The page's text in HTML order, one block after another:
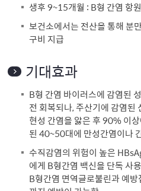
생후 9~15개월 : B형 간염 항
보건소에서는 전산을 통해 분
구비 지급
기대효과
B형 간염 바이러스에 감염된
전 회복되나, 주산기에 감염된
현성 간염을 앓은 후 90% 이
된 40~50대에 만성간염이나
수직감염의 위험이 높은
에게 B형간염 백신을 단독 사
B형간염 면역글로불린과 예